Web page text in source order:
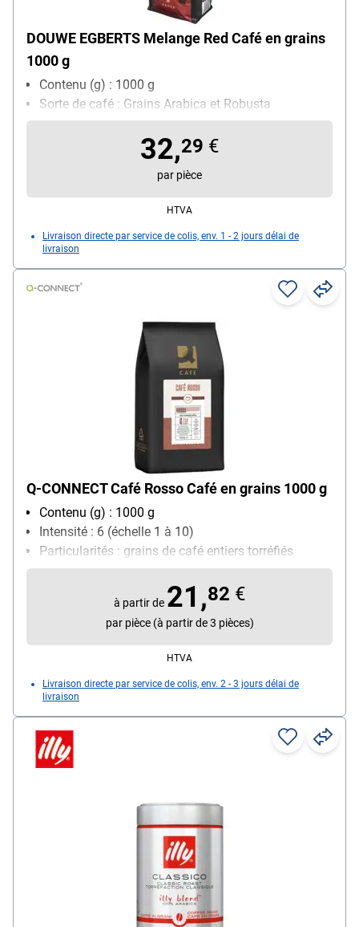
DOUWE EGBERTS Melange Red Café en grains
1000 g
Contenu (g) : 1000 g
Sorte de café : Grains Arabica et Robusta
32,29 €
par pièce
HTVA
Livraison directe par service de colis, env. 1 - 2 jours délai de
livraison
Q-CONNECT Café Rosso Café en grains 1000 g
Contenu (g) : 1000 g
Intensité : 6 (échelle 1 à 10)
Particularités : grains de café entiers torréfiés
lentement / combine le goût et l'acidité du grain
Arabica avec le goût plus prononcé et la crème du
grain Robusta / convient aux machines à café
automatiques
Sorte de café : Grains Arabica et Robusta
à partir de 21,82 €
par pièce (à partir de 3 pièces)
HTVA
Livraison directe par service de colis, env. 2 - 3 jours délai de
livraison